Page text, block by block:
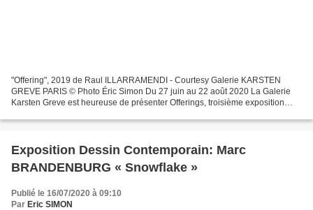
"Offering", 2019 de Raul ILLARRAMENDI - Courtesy Galerie KARSTEN
GREVE PARIS © Photo Éric Simon Du 27 juin au 22 août 2020 La Galerie
Karsten Greve est heureuse de présenter Offerings, troisième exposition
Exposition Dessin Contemporain: Marc
BRANDENBURG « Snowflake »
Publié le 16/07/2020 à 09:10
Par Eric SIMON